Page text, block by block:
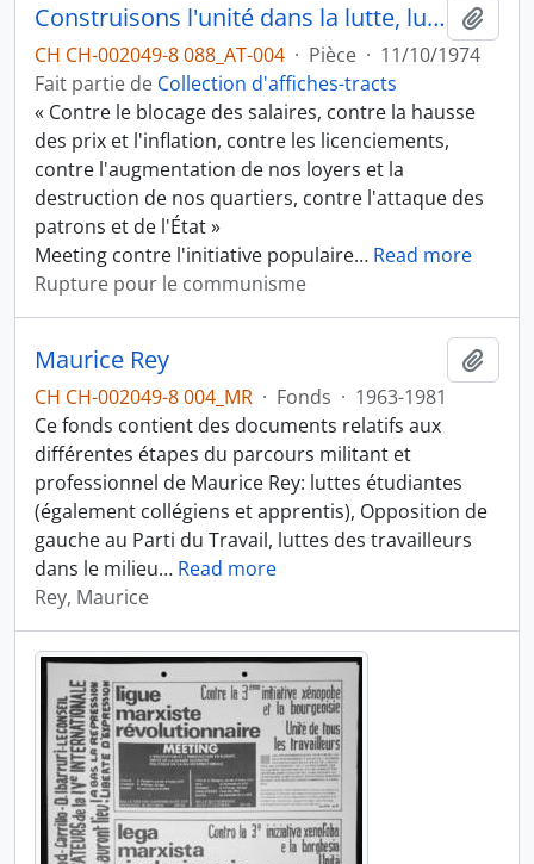
Construisons l'unité dans la lutte, luttons dans les quartiers et les usines
CH CH-002049-8 088_AT-004 · Pièce · 11/10/1974
Fait partie de Collection d'affiches-tracts
« Contre le blocage des salaires, contre la hausse
des prix et l'inflation, contre les licenciements,
contre l'augmentation de nos loyers et la
destruction de nos quartiers, contre l'attaque des
patrons et de l'État »
Meeting contre l'initiative populaire… Read more
Rupture pour le communisme
Maurice Rey
CH CH-002049-8 004_MR · Fonds · 1963-1981
Ce fonds contient des documents relatifs aux
différentes étapes du parcours militant et
professionnel de Maurice Rey: luttes étudiantes
(également collégiens et apprentis), Opposition de
gauche au Parti du Travail, luttes des travailleurs
dans le milieu… Read more
Rey, Maurice